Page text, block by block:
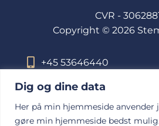
Dig og dine data
Her på min hjemmeside anvender
gøre min hjemmeside bedst
CVR -
Copyright © 2026
+45 53646440
mail@stemmedoktor.dk
Aarhus - Haraldsgade